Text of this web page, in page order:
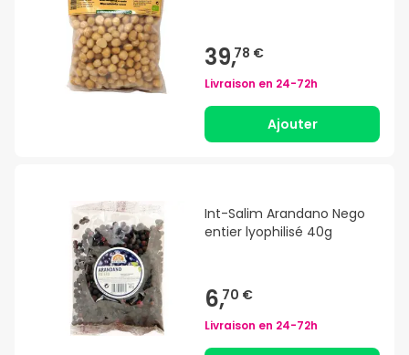
39,78 €
Livraison en 24-72h
Ajouter
Int-Salim Arandano Nego
entier lyophilisé 40g
6,70 €
Livraison en 24-72h